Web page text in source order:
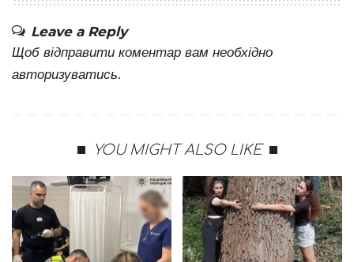
Leave a Reply
Щоб відправити коментар вам необхідно
авторизуватись.
YOU MIGHT ALSO LIKE